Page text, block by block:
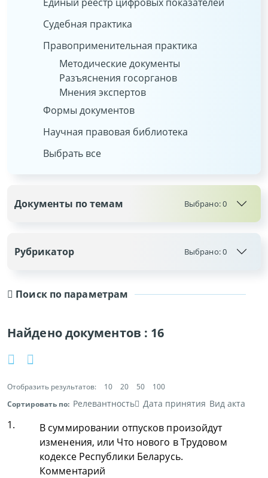
Поиск по параметрам
Найдено документов : 16
Отобразить результатов: 10 20 50
100
Сортировать по: Релевантность Дата принятия Вид акта
1.
В суммировании отпусков произойдут
изменения, или Что нового в Трудовом
кодексе Республики Беларусь.
Комментарий
Судебная практика
Правоприменительная практика
Методические документы
Разъяснения госорганов
Мнения экспертов
Формы документов
Научная правовая библиотека
Выбрать все
Документы по темам Выбрано:0
Рубрикатор Выбрано:0